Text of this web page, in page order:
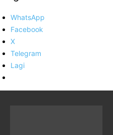
WhatsApp
Facebook
X
Telegram
Lagi